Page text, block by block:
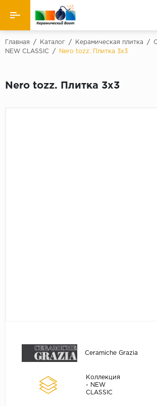
Назад
Керамическая плитка
Главная / Каталог / Керамическая плитка /
NEW CLASSIC
/ Nero tozz. Плитка 3x3
Nero tozz. Плитка 3x3
Ceramiche Grazia
Коллекция
- NEW
CLASSIC